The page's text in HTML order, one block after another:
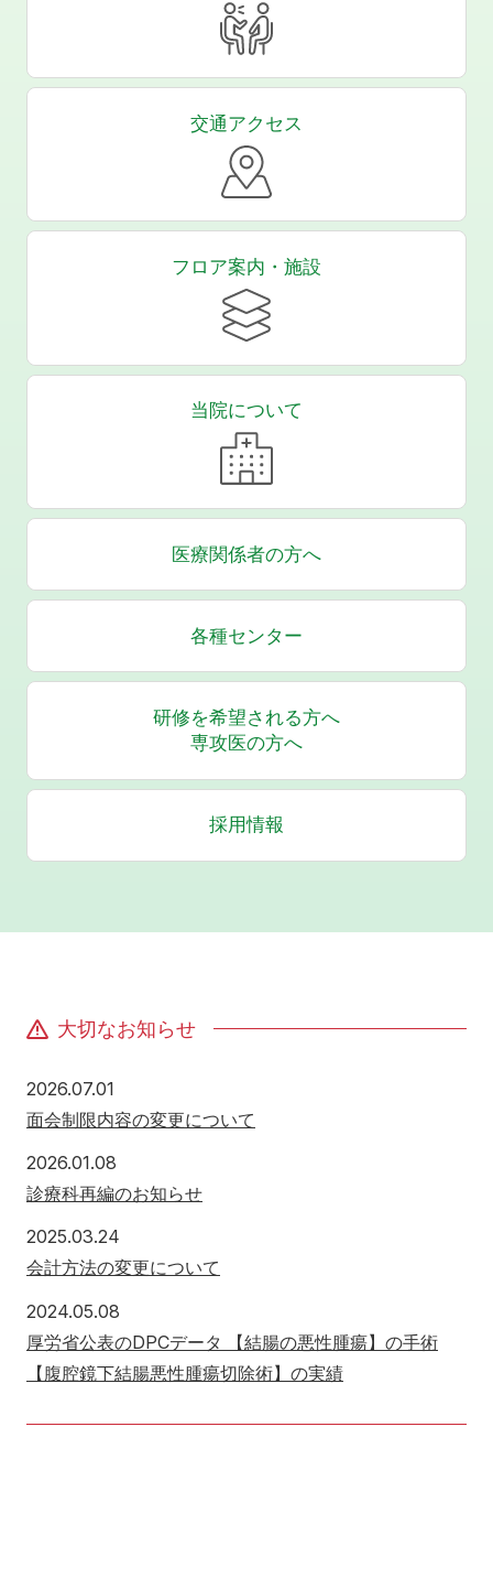
交通アクセス
フロア案内・施設
当院について
医療関係者の方へ
各種センター
研修を希望される方へ
専攻医の方へ
採用情報
大切なお知らせ
2026.07.01
面会制限内容の変更について
2026.01.08
診療科再編のお知らせ
2025.03.24
会計方法の変更について
2024.05.08
厚労省公表のDPCデータ 【結腸の悪性腫瘍】の手術
【腹腔鏡下結腸悪性腫瘍切除術】の実績